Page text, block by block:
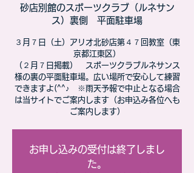
砂店別館のスポーツクラブ（ルネサン
ス）裏側 平面駐車場
３月７日（土）アリオ北砂店第４７回教室（東
京都江東区）​
（２月７日掲載） スポーツクラブルネサンス
様の裏の平面駐車場。広い場所で安心して練習
できますよ(^^♪ ※雨天予報で中止となる場合
は当サイトでご案内します（お申込み各位へも
ご案内します）
お申し込みの受付は終了しまし
た。